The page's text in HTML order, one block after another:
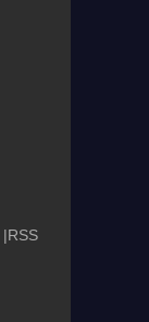
|RSS